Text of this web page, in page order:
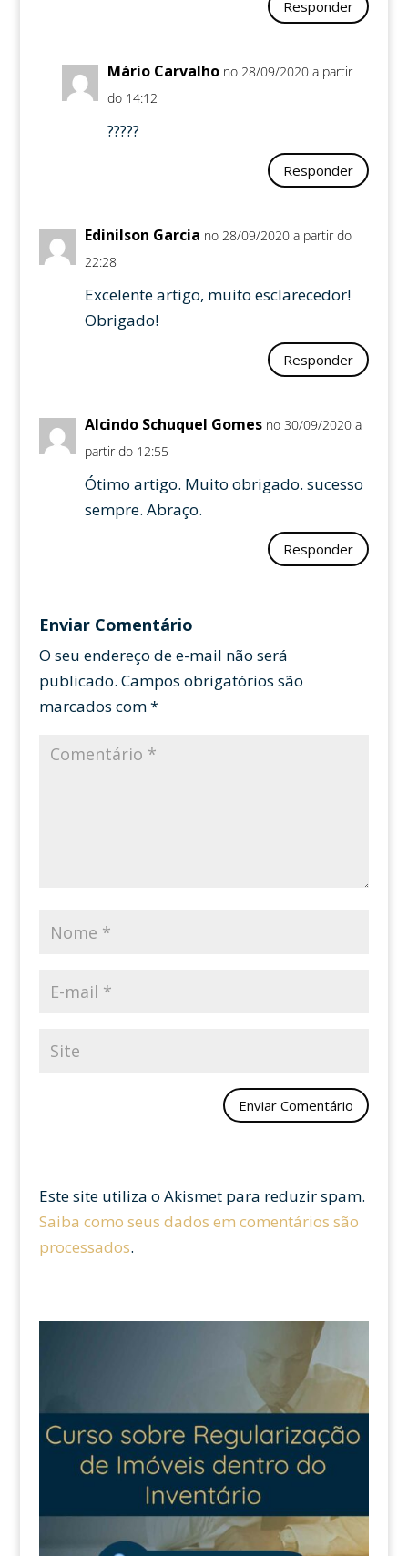
Responder
Mário Carvalho no 28/09/2020 a partir
do 14:12
?????
Responder
Edinilson Garcia no 28/09/2020 a partir do
22:28
Excelente artigo, muito esclarecedor!
Obrigado!
Responder
Alcindo Schuquel Gomes no 30/09/2020 a
partir do 12:55
Ótimo artigo. Muito obrigado. sucesso
sempre. Abraço.
Responder
Enviar Comentário
O seu endereço de e-mail não será
publicado. Campos obrigatórios são
marcados com*
Este site utiliza o Akismet para reduzir spam.
Saiba como seus dados em comentários são
processados.